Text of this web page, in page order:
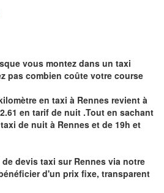
vous montez dans un taxi
pas combien coûte votre course
en taxi à Rennes revient à
en tarif de nuit .Tout en sachant
de nuit à Rennes et de 19h et
de devis taxi sur Rennes via notre
d'un prix fixe, transparent